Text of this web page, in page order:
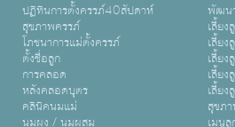
ปฏิทินการตั้งครรภ์40สัปดาห์
สุขภาพครรภ์
โภชนาการแม่ตั้งครรภ์
ตั้งชื่อลูก
การคลอด
หลังคลอดบุตร
คลินิคนมแม่
นมผง / นมผสม
พัฒน
เลี้ย
เลี้ยง
เลี้ย
เลี้ยง
เลี้ยง
สุขภ
เมนู